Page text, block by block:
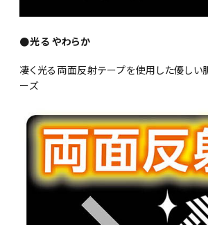
●光る やわらか
凄く光る両面反射テープを使用した優しい
ーズ